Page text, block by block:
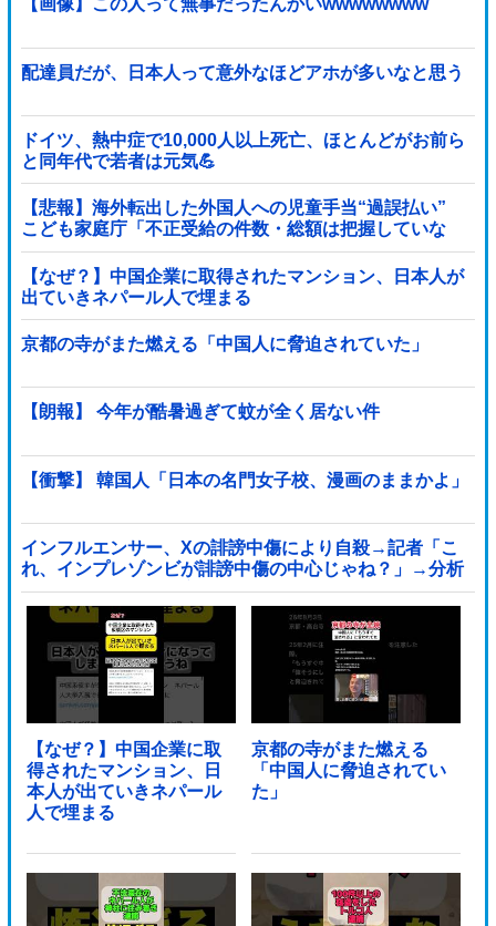
【画像】この人って無事だったんかいwwwwwwww
配達員だが、日本人って意外なほどアホが多いなと思う
ドイツ、熱中症で10,000人以上死亡、ほとんどがお前ら
と同年代で若者は元気💪
【悲報】海外転出した外国人への児童手当“過誤払い”
こども家庭庁「不正受給の件数・総額は把握していな
い」
【なぜ？】中国企業に取得されたマンション、日本人が
出ていきネパール人で埋まる
京都の寺がまた燃える「中国人に脅迫されていた」
【朗報】 今年が酷暑過ぎて蚊が全く居ない件
【衝撃】 韓国人「日本の名門女子校、漫画のままかよ」
インフルエンサー、Xの誹謗中傷により自殺→記者「こ
れ、インプレゾンビが誹謗中傷の中心じゃね？」→分析
していくとヤバイ真実が浮かび上がる他
【なぜ？】中国企業に取
得されたマンション、日
本人が出ていきネパール
人で埋まる
京都の寺がまた燃える
「中国人に脅迫されてい
た」